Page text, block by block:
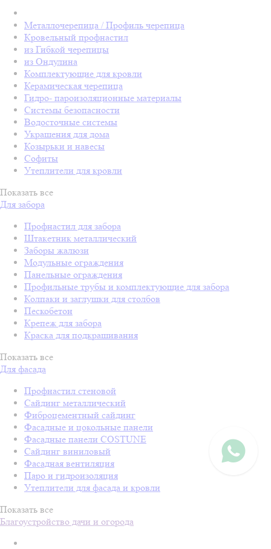
Металлочерепица / Профиль черепица
Кровельный профнастил
из Гибкой черепицы
из Ондулина
Комплектующие для кровли
Керамическая черепица
Гидро- пароизоляционные материалы
Системы безопасности
Водосточные системы
Украшения для дома
Козырьки и навесы
Софиты
Утеплители для кровли
Показать все
Для забора
Профнастил для забора
Штакетник металлический
Заборы жалюзи
Модульные ограждения
Панельные ограждения
Профильные трубы и комплектующие для забора
Колпаки и заглушки для столбов
Пескобетон
Крепеж для забора
Краска для подкрашивания
Показать все
Для фасада
Профнастил стеновой
Сайдинг металлический
Фиброцементный сайдинг
Фасадные и цокольные панели
Фасадные панели COSTUNE
Сайдинг виниловый
Фасадная вентиляция
Паро и гидроизоляция
Утеплители для фасада и кровли
Показать все
Благоустройство дачи и огорода